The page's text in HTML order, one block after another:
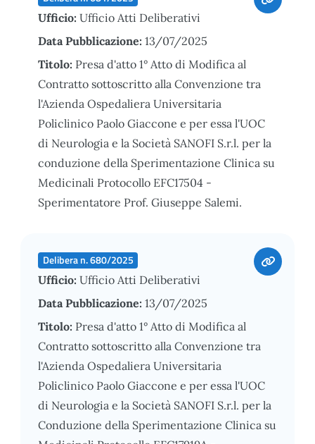
Ufficio: Ufficio Atti Deliberativi
Data Pubblicazione: 13/07/2025
Titolo: Presa d'atto 1° Atto di Modifica al
Contratto sottoscritto alla Convenzione tra
l'Azienda Ospedaliera Universitaria
Policlinico Paolo Giaccone e per essa l'UOC
di Neurologia e la Società SANOFI S.r.l. per la
conduzione della Sperimentazione Clinica su
Medicinali Protocollo EFC17504 -
Sperimentatore Prof. Giuseppe Salemi.
Delibera n. 680/2025
Ufficio: Ufficio Atti Deliberativi
Data Pubblicazione: 13/07/2025
Titolo: Presa d'atto 1° Atto di Modifica al
Contratto sottoscritto alla Convenzione tra
l'Azienda Ospedaliera Universitaria
Policlinico Paolo Giaccone e per essa l'UOC
di Neurologia e la Società SANOFI S.r.l. per la
Conduzione della Sperimentazione Clinica su